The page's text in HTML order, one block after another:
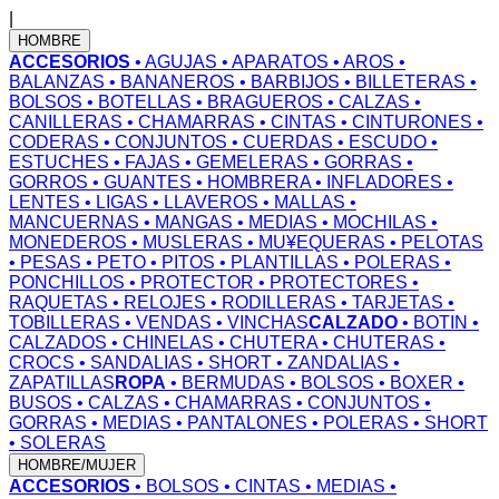
HOMBRE
ACCESORIOS • AGUJAS • APARATOS • AROS •
BALANZAS • BANANEROS • BARBIJOS • BILLETERAS •
BOLSOS • BOTELLAS • BRAGUEROS • CALZAS •
CANILLERAS • CHAMARRAS • CINTAS • CINTURONES •
CODERAS • CONJUNTOS • CUERDAS • ESCUDO •
ESTUCHES • FAJAS • GEMELERAS • GORRAS •
GORROS • GUANTES • HOMBRERA• INFLADORES •
LENTES • LIGAS • LLAVEROS • MALLAS •
MANCUERNAS • MANGAS • MEDIAS • MOCHILAS •
MONEDEROS • MUSLERAS • MU¥EQUERAS • PELOTAS
• PESAS • PETO • PITOS • PLANTILLAS • POLERAS •
PONCHILLOS • PROTECTOR • PROTECTORES •
RAQUETAS • RELOJES • RODILLERAS • TARJETAS •
TOBILLERAS • VENDAS • VINCHASCALZADO • BOTIN •
CALZADOS • CHINELAS • CHUTERA• CHUTERAS •
CROCS • SANDALIAS • SHORT • ZANDALIAS •
ZAPATILLAS ROPA • BERMUDAS • BOLSOS • BOXER •
BUSOS • CALZAS • CHAMARRAS • CONJUNTOS •
GORRAS • MEDIAS • PANTALONES • POLERAS • SHORT
• SOLERAS
HOMBRE/MUJER
ACCESORIOS • BOLSOS • CINTAS • MEDIAS •